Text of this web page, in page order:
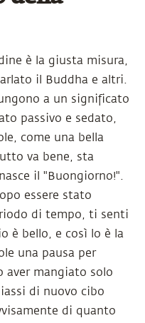
è la giusta misura,
il Buddha e altri.
a un significato
passivo e sedato,
come una bella
va bene, sta
il "Buongiorno!".
essere stato
di tempo, ti senti
è bello, e così lo è la
una pausa per
aver mangiato solo
di nuovo cibo
di quanto